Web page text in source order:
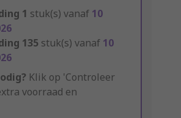
1 stuk(s) vanaf 10
135 stuk(s) vanaf 10
Klik op 'Controleer
voorraad en